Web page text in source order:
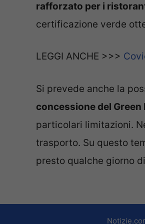
rafforzato per i
certificazione verde
LEGGI ANCHE >>>
Si prevede anche la
concessione del Green
particolari limitazioni.
trasporto. Su questo
presto qualche giorno